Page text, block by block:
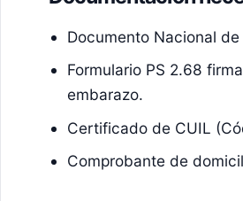
Documento Nacional
Formulario PS 2.68
embarazo.
Certificado de CUIL
Comprobante de